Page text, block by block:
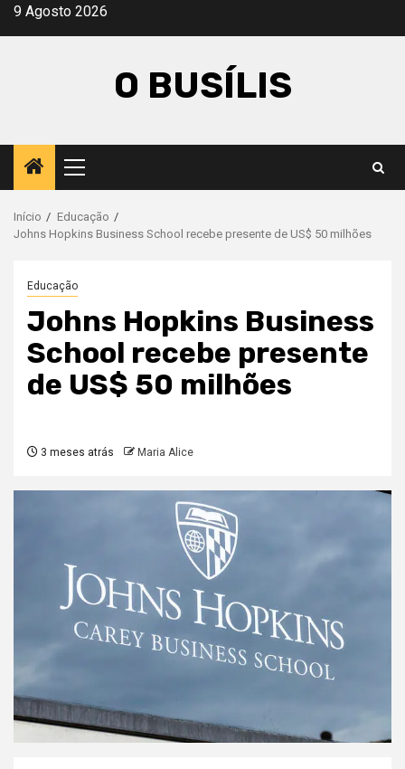
Avançar
9 Agosto 2026
O BUSÍLIS
Menu
principal
Início
Educação
Johns Hopkins Business School recebe presente de US$ 50 milhões
Educação
Johns Hopkins Business
School recebe presente
de US$ 50 milhões
3 meses atrás Maria Alice